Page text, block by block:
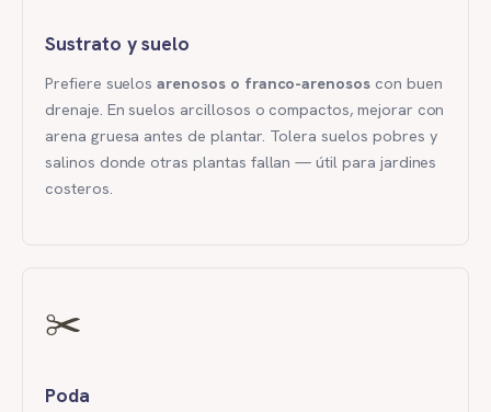
Sustrato y suelo
Prefiere suelosarenosos o franco-arenosos con buen
drenaje. En suelos arcillosos o compactos, mejorar con
arena gruesa antes de plantar. Tolera suelos pobres y
salinos donde otras plantas fallan — útil para jardines
costeros.
✂️
Poda